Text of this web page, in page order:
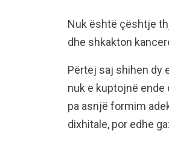
Nuk është çështje
dhe shkakton
Përtej saj shihen dy
nuk e kuptojnë
pa asnjë formim
dixhitale, por edhe